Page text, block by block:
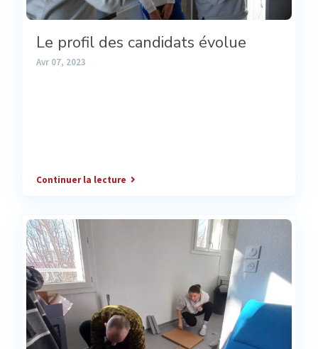
Le profil des candidats évolue
Avr 07, 2023
Continuer la lecture